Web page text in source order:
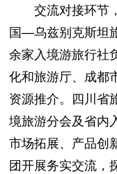
交流对接环节
国—乌兹别克斯坦
余家入境游旅行社
化和旅游厅、成都
资源推介。四川省
境旅游分会及省内
市场拓展、产品创
团开展务实交流，